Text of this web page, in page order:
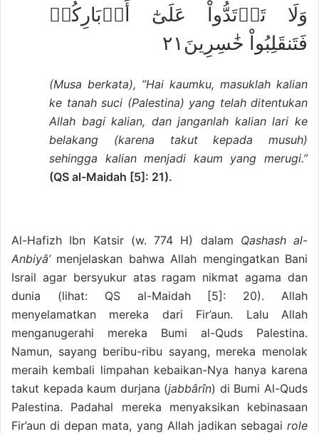
وَلَا تَرۡتَدُّواْ عَلَىٰٓ أَدۡبَارِكُمۡ
فَتَنقَلِبُواْ خَٰسِرِينَ٢١
(Musa berkata), ”Hai kaumku, masuklah kalian
ke tanah suci (Palestina) yang telah ditentukan
Allah bagi kalian, dan janganlah kalian lari ke
belakang (karena takut kepada musuh)
sehingga kalian menjadi kaum yang merugi.”
(QS al-Maidah [5]: 21).
Al-Hafizh Ibn Katsir (w. 774 H) dalam Qashash al-
Anbiyâ’ menjelaskan bahwa Allah mengingatkan Bani
Israil agar bersyukur atas ragam nikmat agama dan
dunia (lihat: QS al-Maidah [5]: 20). Allah
menyelamatkan mereka dari Fir’aun. Lalu Allah
menganugerahi mereka Bumi al-Quds Palestina.
Namun, sayang beribu-ribu sayang, mereka menolak
meraih kembali limpahan kebaikan-Nya hanya karena
takut kepada kaum durjana (jabbârîn) di Bumi Al-Quds
Palestina. Padahal mereka menyaksikan kebinasaan
Fir’aun di depan mata, yang Allah jadikan sebagai role